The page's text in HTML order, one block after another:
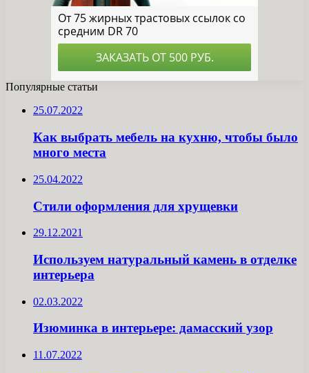
Популярные статьи
25.07.2022
Как выбрать мебель на кухню, чтобы было
много места
25.04.2022
Стили оформления для хрущевки
29.12.2021
Используем натуральный камень в отделке
интерьера
02.03.2022
Изюминка в интерьере: дамасский узор
11.07.2022